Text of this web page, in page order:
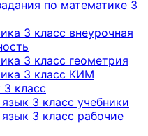
по математике 3
3 класс внеурочная
3 класс геометрия
3 класс КИМ
3 класс
3 класс учебники
3 класс рабочие